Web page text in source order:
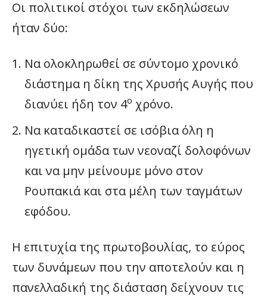
Οι πολιτικοί στόχοι των εκδηλώσεων
ήταν δύο:
Να ολοκληρωθεί σε σύντομο χρονικό
διάστημα η δίκη της Χρυσής Αυγής που
διανύει ήδη τον 4ο χρόνο.
Να καταδικαστεί σε ισόβια όλη η
ηγετική ομάδα των νεοναζί δολοφόνων
και να μην μείνουμε μόνο στον
Ρουπακιά και στα μέλη των ταγμάτων
εφόδου.
Η επιτυχία της πρωτοβουλίας, το εύρος
των δυνάμεων που την αποτελούν και η
πανελλαδική της διάσταση δείχνουν τις